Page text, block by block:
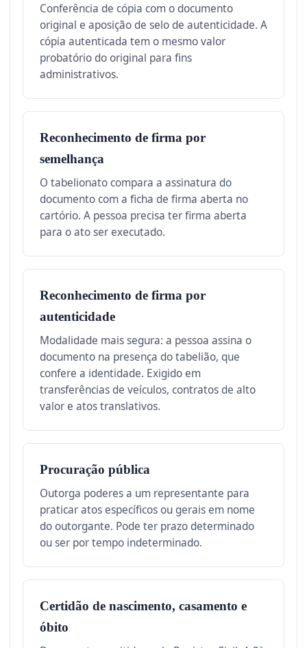
Conferência de cópia com o documento
original e aposição de selo de autenticidade. A
cópia autenticada tem o mesmo valor
probatório do original para fins
administrativos.
Reconhecimento de firma por
semelhança
O tabelionato compara a assinatura do
documento com a ficha de firma aberta no
cartório. A pessoa precisa ter firma aberta
para o ato ser executado.
Reconhecimento de firma por
autenticidade
Modalidade mais segura: a pessoa assina o
documento na presença do tabelião, que
confere a identidade. Exigido em
transferências de veículos, contratos de alto
valor e atos translativos.
Procuração pública
Outorga poderes a um representante para
praticar atos específicos ou gerais em nome
do outorgante. Pode ter prazo determinado
ou ser por tempo indeterminado.
Certidão de nascimento, casamento e
óbito